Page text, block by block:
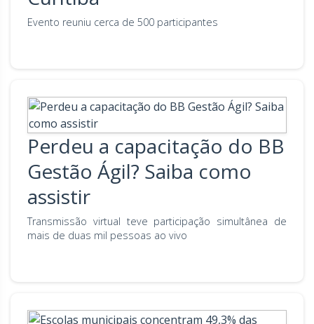
Evento reuniu cerca de 500 participantes
Perdeu a capacitação do BB
Gestão Ágil? Saiba como
assistir
Transmissão virtual teve participação simultânea de
mais de duas mil pessoas ao vivo